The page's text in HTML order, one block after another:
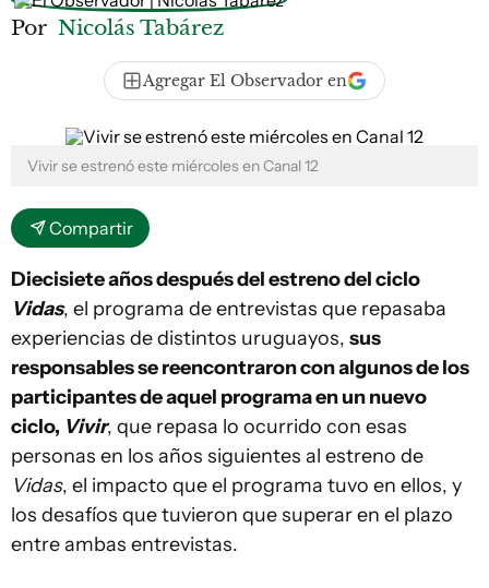
Por Nicolás Tabárez
Agregar El Observador en
Vivir se estrenó este miércoles en Canal 12
Compartir
Diecisiete años después del estreno del ciclo
Vidas, el programa de entrevistas que repasaba
experiencias de distintos uruguayos, sus
responsables se reencontraron con algunos de los
participantes de aquel programa en un nuevo
ciclo, Vivir, que repasa lo ocurrido con esas
personas en los años siguientes al estreno de
Vidas, el impacto que el programa tuvo en ellos, y
los desafíos que tuvieron que superar en el plazo
entre ambas entrevistas.